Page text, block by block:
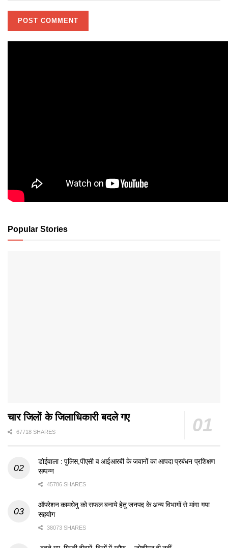
Popular Stories
चार जिलों के जिलाधिकारी बदले गए
67718 SHARES
डोईवाला : पुलिस,पीएसी व आईआरबी के जवानों का आपदा प्रबंधन प्रशिक्षण
सम्पन्न
45786 SHARES
ऑपरेशन कामधेनु को सफल बनाये हेतु जनपद के अन्य विभागों से मांगा गया
सहयोग
38073 SHARES